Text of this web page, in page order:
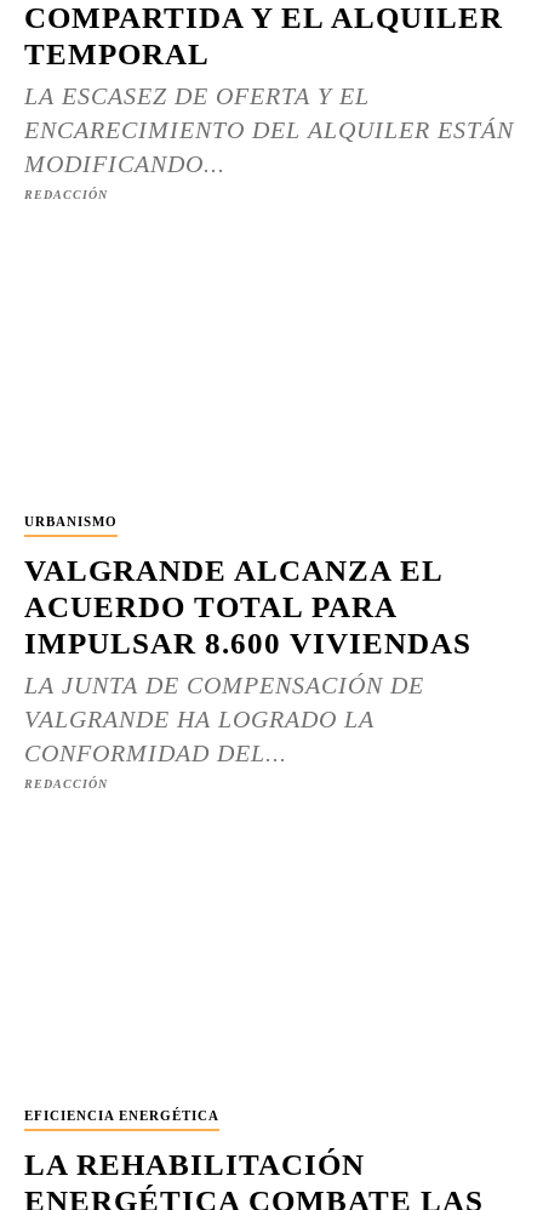
COMPARTIDA Y EL ALQUILER
TEMPORAL
LA ESCASEZ DE OFERTA Y EL
ENCARECIMIENTO DEL ALQUILER ESTÁN
MODIFICANDO...
REDACCIÓN
URBANISMO
VALGRANDE ALCANZA EL
ACUERDO TOTAL PARA
IMPULSAR 8.600 VIVIENDAS
LA JUNTA DE COMPENSACIÓN DE
VALGRANDE HA LOGRADO LA
CONFORMIDAD DEL...
REDACCIÓN
EFICIENCIA ENERGÉTICA
LA REHABILITACIÓN
ENERGÉTICA COMBATE LAS